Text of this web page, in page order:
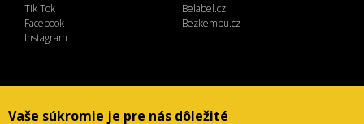
Vaše súkromie je pre nás dôležité
Tik Tok
Facebook
Instagram
Belabel.cz
Bezkempu.cz
Lemicom spol. s r.o. | IČ 27561054
Ve Žlíbku 1800/77, hala A2, Praha 9, 19300